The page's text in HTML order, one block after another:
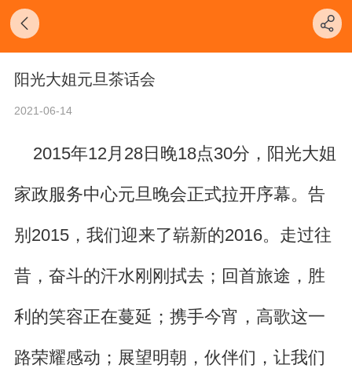
阳光大姐元旦茶话会
2021-06-14
2015年12月28日晚18点30分，阳光大姐
家政服务中心元旦晚会正式拉开序幕。告
别2015，我们迎来了崭新的2016。 走过往
昔，奋斗的汗水刚刚拭去； 回首旅途，胜
利的笑容正在蔓延；携手今宵，高歌这一
路荣耀感动； 展望明朝，伙伴们，让我们